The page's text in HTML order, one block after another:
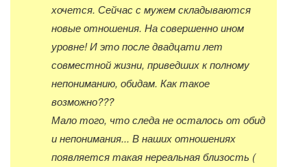
хочется. Сейчас с мужем складываются
новые отношения. На совершенно ином
уровне! И это после двадцати лет
совместной жизни, приведших к полному
непониманию, обидам. Как такое
возможно???
Мало того, что следа не осталось от обид
и непонимания... В наших отношениях
появляется такая нереальная близость (